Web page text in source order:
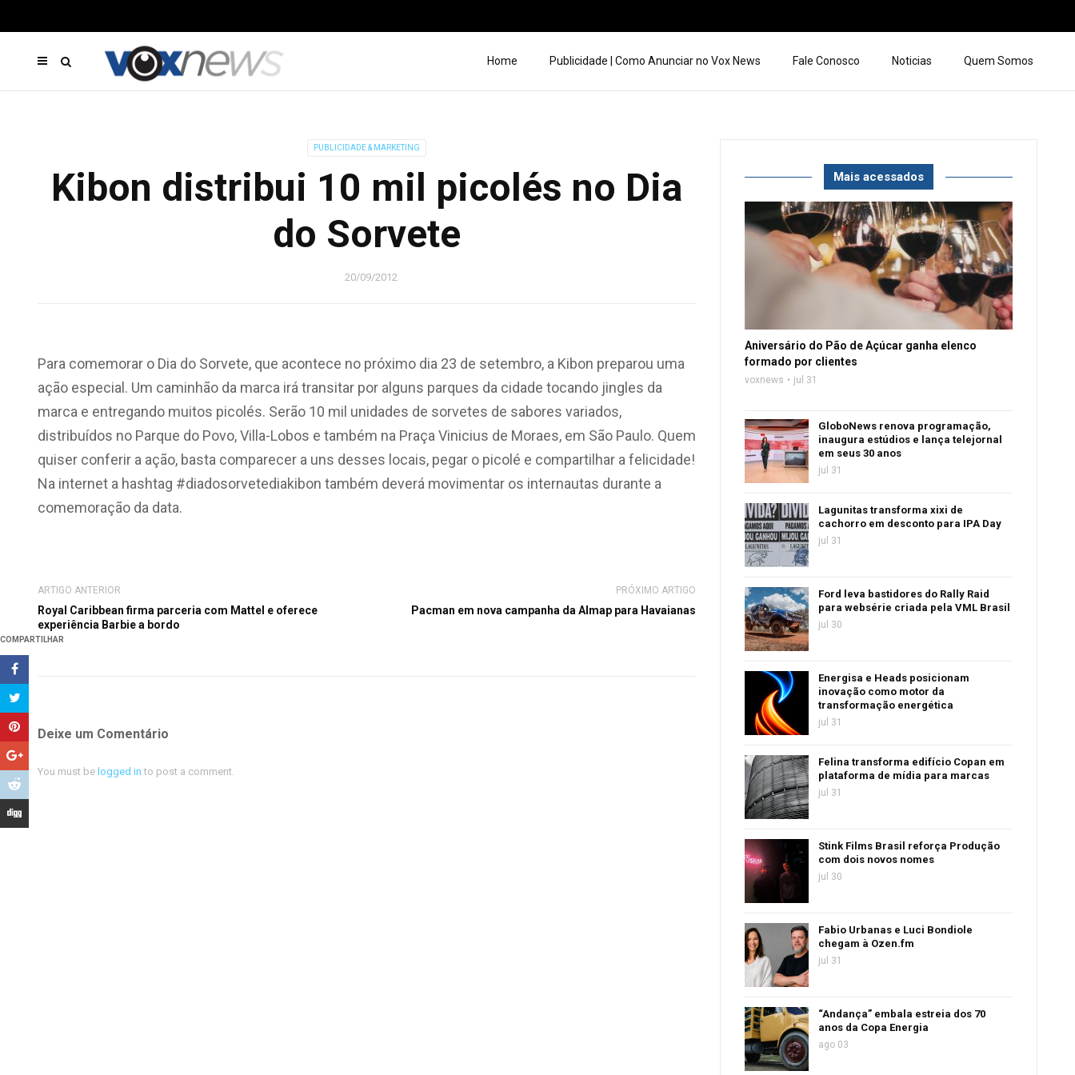
Home Publicidade | Como Anunciar no Vox News Fale Conosco Noticias Quem Somos
PUBLICIDADE & MARKETING
Kibon distribui 10 mil picolés no Dia
do Sorvete
20/09/2012
COMPARTILHAR
Para comemorar o Dia do Sorvete, que acontece no próximo dia 23 de setembro, a Kibon preparou uma
ação especial. Um caminhão da marca irá transitar por alguns parques da cidade tocando jingles da
marca e entregando muitos picolés. Serão 10 mil unidades de sorvetes de sabores variados,
distribuídos no Parque do Povo, Villa-Lobos e também na Praça Vinicius de Moraes, em São Paulo. Quem
quiser conferir a ação, basta comparecer a uns desses locais, pegar o picolé e compartilhar a felicidade!
Na internet a hashtag #diadosorvetediakibon também deverá movimentar os internautas durante a
comemoração da data.
ARTIGO ANTERIOR
Royal Caribbean firma parceria com Mattel e oferece
experiência Barbie a bordo
PRÓXIMO ARTIGO
Pacman em nova campanha da Almap para Havaianas
Deixe um Comentário
You must be logged in to post a comment.
Mais acessados
Aniversário do Pão de Açúcar ganha elenco
formado por clientes
voxnews jul 31
GloboNews renova programação,
inaugura estúdios e lança telejornal
em seus 30 anos
jul 31
Lagunitas transforma xixi de
cachorro em desconto para IPA Day
jul 31
Ford leva bastidores do Rally Raid
para websérie criada pela VML Brasil
jul 30
Energisa e Heads posicionam
inovação como motor da
transformação energética
jul 31
Felina transforma edifício Copan em
plataforma de mídia para marcas
jul 31
Stink Films Brasil reforça Produção
com dois novos nomes
jul 30
Fabio Urbanas e Luci Bondiole
chegam à Ozen.fm
jul 31
“Andança” embala estreia dos 70
anos da Copa Energia
ago 03